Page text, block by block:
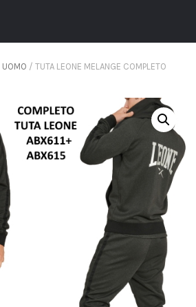
UOMO / TUTA LEONE MELANGE COMPLETO